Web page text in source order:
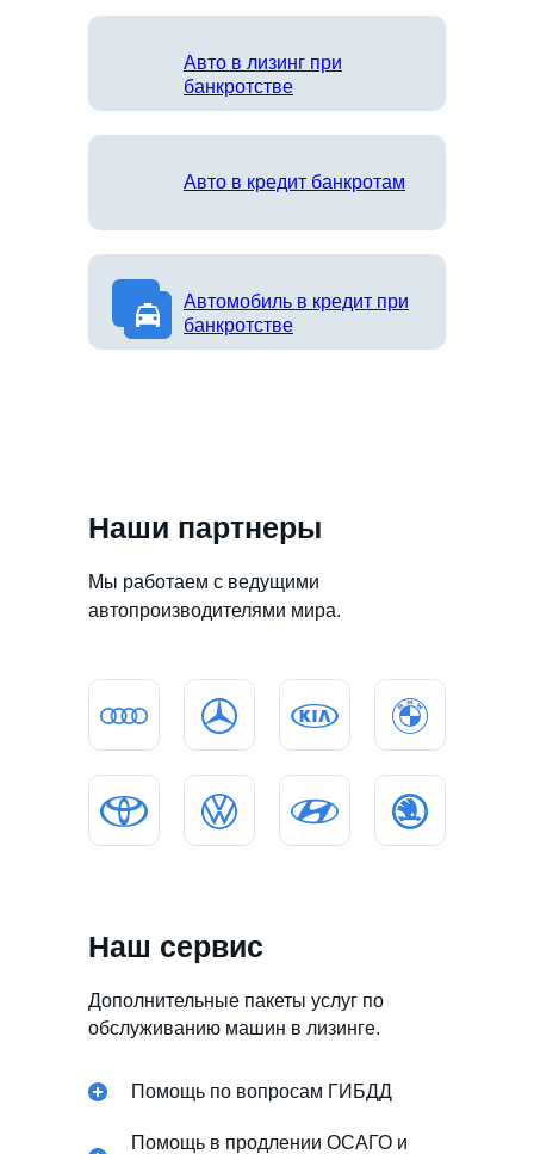
Авто в лизинг при
банкротстве
Авто в кредит банкротам
Автомобиль в кредит при
банкротстве
Наши партнеры
Мы работаем с ведущими
автопроизводителями мира.
Наш сервис
Дополнительные пакеты услуг по
обслуживанию машин в лизинге.
Помощь по вопросам ГИБДД
Помощь в продлении ОСАГО и